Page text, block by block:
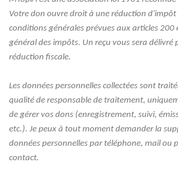
Votre don ouvre droit à une réduction d'impôt
conditions générales prévues aux articles 200
général des impôts. Un reçu vous sera délivré
réduction fiscale.
Les données personnelles collectées sont
qualité de responsable de traitement,
de gérer vos dons (enregistrement, suivi,
etc.). Je peux à tout moment demander la
données personnelles par téléphone, mail ou
contact.